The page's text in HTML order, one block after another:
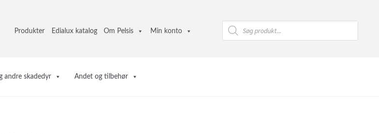
Produkter Edialux katalog Om Pelsis Min konto
Products
search
andre skadedyr Andet og tilbehør